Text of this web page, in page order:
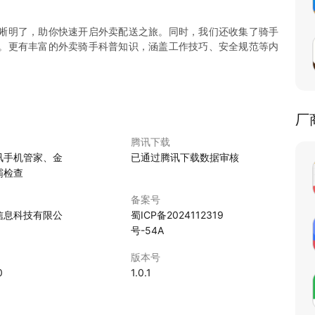
明了，助你快速开启外卖配送之旅。同时，我们还收集了骑手
更有丰富的外卖骑手科普知识，涵盖工作技巧、安全规范等内
手机管家、金
检查
腾讯下载
已通过腾讯下载数据审核
息科技有限公
备案号
蜀ICP备2024112319
号-54A
版本号
1.0.1
厂